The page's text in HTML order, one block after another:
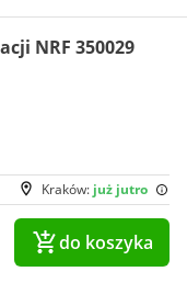
NRF 350029
Kraków: już jutro
do koszyka